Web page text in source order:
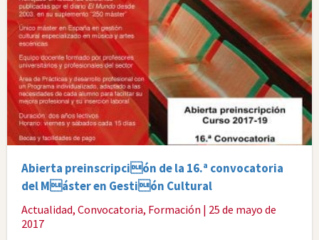
Abierta preinscripción de la 16.ª convocatoria
del Máster en Gestión Cultural
Actualidad, Convocatoria, Formación | 25 de mayo de
2017